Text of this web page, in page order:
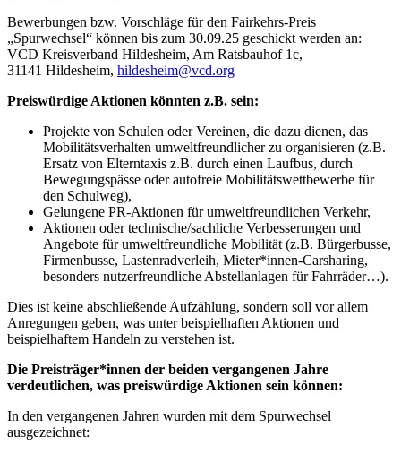
Bewerbungen bzw. Vorschläge für den Fairkehrs-Preis
„Spurwechsel“ können bis zum 30.09.25 geschickt werden an:
VCD Kreisverband Hildesheim, Am Ratsbauhof 1c,
31141 Hildesheim, hildesheim@vcd.org
Preiswürdige Aktionen könnten z.B. sein:
Projekte von Schulen oder Vereinen, die dazu dienen, das
Mobilitätsverhalten umweltfreundlicher zu organisieren (z.B.
Ersatz von Elterntaxis z.B. durch einen Laufbus, durch
Bewegungspässe oder autofreie Mobilitätswettbewerbe für
den Schulweg),
Gelungene PR-Aktionen für umweltfreundlichen Verkehr,
Aktionen oder technische/sachliche Verbesserungen und
Angebote für umweltfreundliche Mobilität (z.B. Bürgerbusse,
Firmenbusse, Lastenradverleih, Mieter*innen-Carsharing,
besonders nutzerfreundliche Abstellanlagen für Fahrräder…).
Dies ist keine abschließende Aufzählung, sondern soll vor allem
Anregungen geben, was unter beispielhaften Aktionen und
beispielhaftem Handeln zu verstehen ist.
Die Preisträger*innen der beiden vergangenen Jahre
verdeutlichen, was preiswürdige Aktionen sein können:
In den vergangenen Jahren wurden mit dem Spurwechsel
ausgezeichnet: